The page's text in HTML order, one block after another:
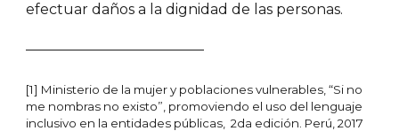
efectuar daños a la dignidad de las personas.
[1] Ministerio de la mujer y poblaciones vulnerables, “Si no
me nombras no existo”, promoviendo el uso del lenguaje
inclusivo en la entidades públicas, 2da edición. Perú, 2017